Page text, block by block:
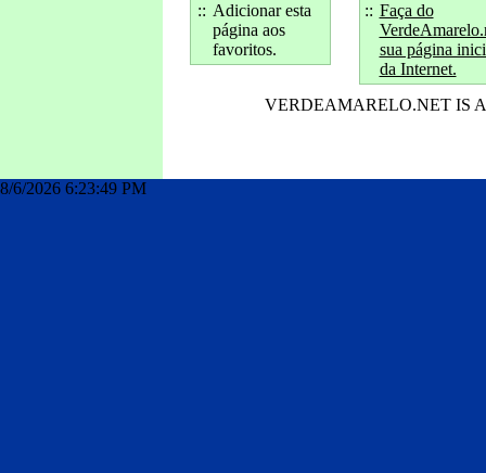
:: Adicionar esta
página aos
favoritos.
:: Faça do
sua página
da Internet.
VERDEAMARELO.NET IS
8/6/2026 6:23:49 PM